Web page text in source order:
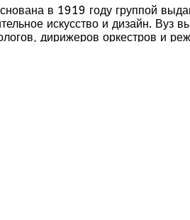
в 1919 году группой
искусство и дизайн. Вуз
дирижеров оркестров и